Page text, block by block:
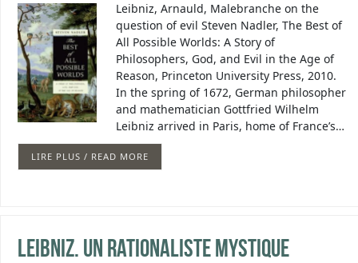
Leibniz, Arnauld, Malebranche on the
question of evil Steven Nadler, The Best of
All Possible Worlds: A Story of
Philosophers, God, and Evil in the Age of
Reason, Princeton University Press, 2010.
In the spring of 1672, German philosopher
and mathematician Gottfried Wilhelm
Leibniz arrived in Paris, home of France’s…
LIRE PLUS / READ MORE
Leibniz. Un rationaliste mystique